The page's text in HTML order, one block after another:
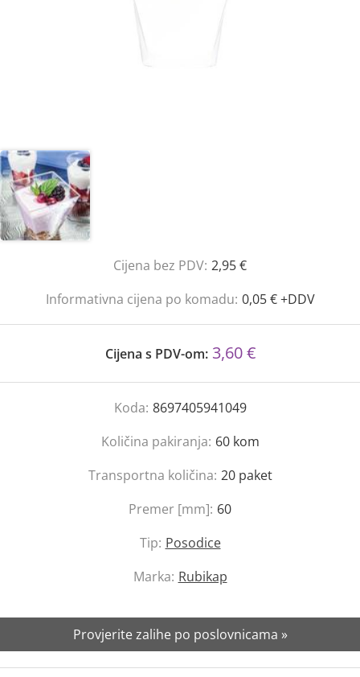
Cijena bez PDV: 2,95 €
Informativna cijena po komadu: 0,05 € +DDV
Cijena s PDV-om: 3,60 €
Koda: 8697405941049
Količina pakiranja: 60 kom
Transportna količina: 20 paket
Premer [mm]: 60
Tip: Posodice
Marka: Rubikap
Provjerite zalihe po poslovnicama »